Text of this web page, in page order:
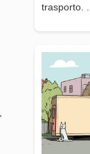
trasporto. ...